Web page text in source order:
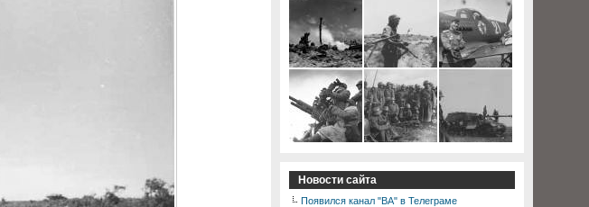
Новости сайта
Появился канал "ВА" в Телеграме